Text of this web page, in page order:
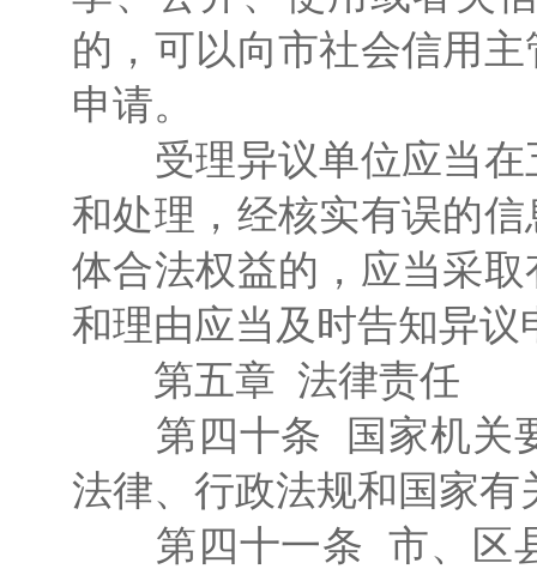
的，可以向市社会信用
申请。
受理异议单位应当在
和处理，经核实有误的
体合法权益的，应当采
和理由应当及时告知异议
第五章 法律责任
第四十条 国家机关要
法律、行政法规和国家有
第四十一条 市、区县